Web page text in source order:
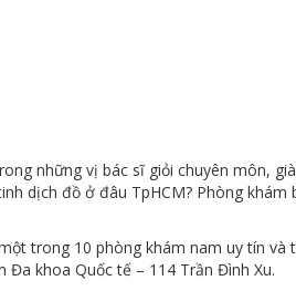
những vị bác sĩ giỏi chuyên môn,
dịch đồ ở đâu TpHCM? Phòng
trong 10 phòng khám nam uy tín
Đa khoa Quốc tế – 114 Trần Đình Xu.